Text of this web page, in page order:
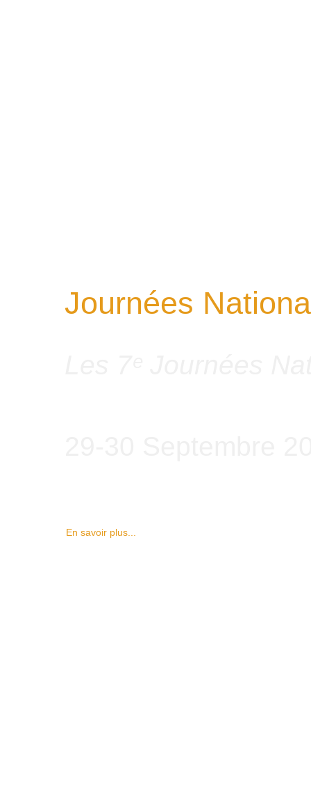
Journées
En savoir plus...